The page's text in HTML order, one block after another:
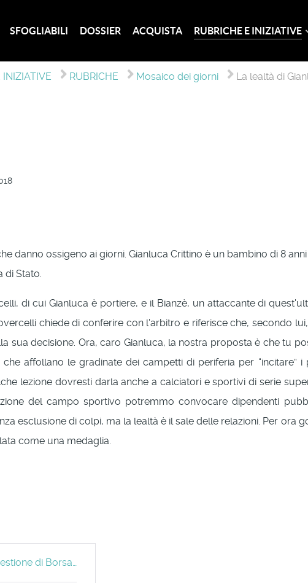
SFOGLIABILI DOSSIER ACQUISTA RUBRICHE E INIZIATIVE
INIZIATIVE RUBRICHE Mosaico dei giorni La lealtà di
danno ossigeno ai giorni. Gianluca Crittino è un bambino di 8
di Stato.
di cui Gianluca è portiere, e il Bianzè, un attaccante di
chiede di conferire con l'arbitro e riferisce che, secondo
sua decisione. Ora, caro Gianluca, la nostra proposta è che tu
affollano le gradinate dei campetti di periferia per “incitare”
lezione dovresti darla anche a calciatori e sportivi di serie
del campo sportivo potremmo convocare dipendenti
esclusione di colpi, ma la lealtà è il sale delle relazioni. Per ora
come una medaglia.
di Borsa…